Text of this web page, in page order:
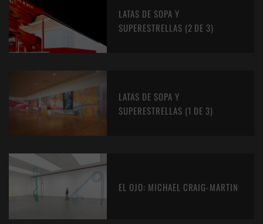
LATAS DE SOPA Y
SUPERESTRELLAS (2 DE 3)
LATAS DE SOPA Y
SUPERESTRELLAS (1 DE 3)
EL OJO: MICHAEL CRAIG-MARTIN